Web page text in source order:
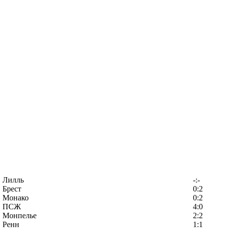
Лилль -:-
Брест 0:2
Монако 0:2
ПСЖ 4:0
Монпелье 2:2
Ренн 1:1